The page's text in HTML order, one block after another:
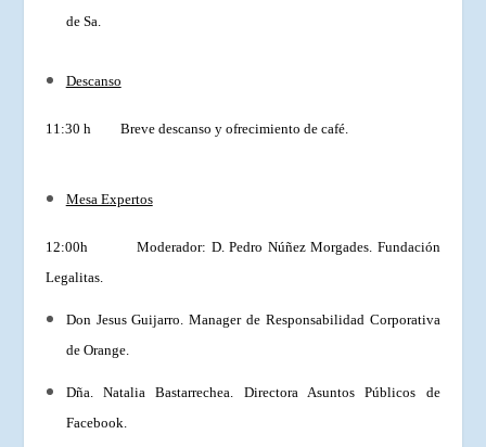
de Sa.
Descanso
11:30 h Breve descanso y ofrecimiento de café.
Mesa Expertos
12:00h Moderador: D. Pedro Núñez Morgades. Fundación
Legalitas.
Don Jesus Guijarro. Manager de Responsabilidad Corporativa
de Orange.
Dña. Natalia Bastarrechea. Directora Asuntos Públicos de
Facebook.